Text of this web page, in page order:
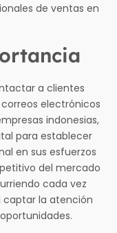
de ventas en
a clientes
electrónicos
indonesias,
para establecer
en sus esfuerzos
del mercado
cada vez
captar la atención